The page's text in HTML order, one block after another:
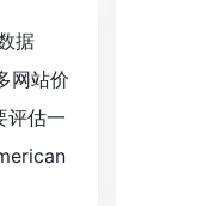
据
网站价
评估一